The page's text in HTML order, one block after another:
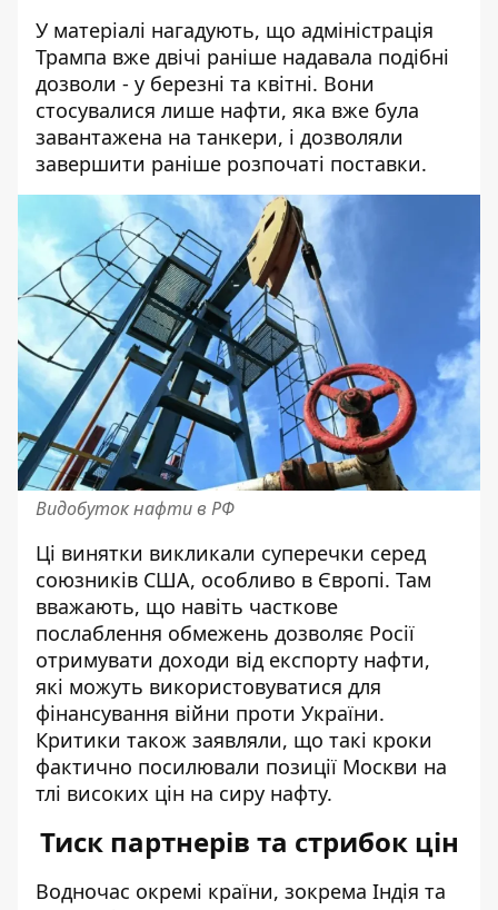
У матеріалі нагадують, що адміністрація
Трампа вже двічі раніше надавала подібні
дозволи - у березні та квітні. Вони
стосувалися лише нафти, яка вже була
завантажена на танкери, і дозволяли
завершити раніше розпочаті поставки.
Видобуток нафти в РФ
Ці винятки викликали суперечки серед
союзників США, особливо в Європі. Там
вважають, що навіть часткове
послаблення обмежень дозволяє Росії
отримувати доходи від експорту нафти,
які можуть використовуватися для
фінансування війни проти України.
Критики також заявляли, що такі кроки
фактично посилювали позиції Москви на
тлі високих цін на сиру нафту.
Тиск партнерів та стрибок цін
Водночас окремі країни, зокрема Індія та